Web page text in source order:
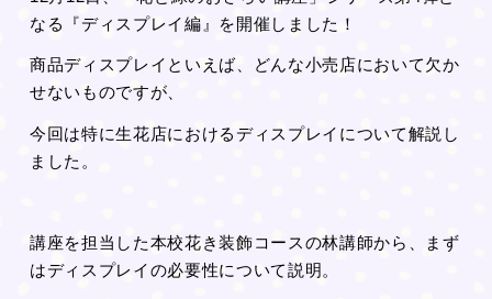
なる『ディスプレイ編』を開催しました！
商品ディスプレイといえば、どんな小売店において欠か
せないものですが、
今回は特に生花店におけるディスプレイについて解説し
ました。
講座を担当した本校花き装飾コースの林講師から、まず
はディスプレイの必要性について説明。